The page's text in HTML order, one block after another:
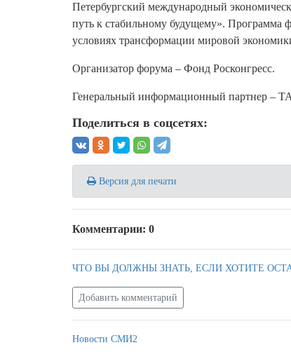
Петербургский международный
путь к стабильному будущему». Программа
условиях трансформации мировой
Организатор форума – Фонд Росконгресс.
Генеральный информационный партнер –
Поделиться в соцсетях:
Версия для печати
Комментарии: 0
ЧТО ВЫ ДОЛЖНЫ ЗНАТЬ, ЕСЛИ ХОТИТЕ
Добавить комментарий
Новости СМИ2